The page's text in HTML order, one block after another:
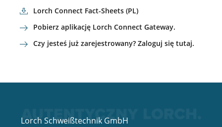
Lorch Connect Fact-Sheets (PL)
Pobierz aplikację Lorch Connect Gateway.
Czy jesteś już zarejestrowany? Zaloguj się tutaj.
Lorch Schweißtechnik GmbH